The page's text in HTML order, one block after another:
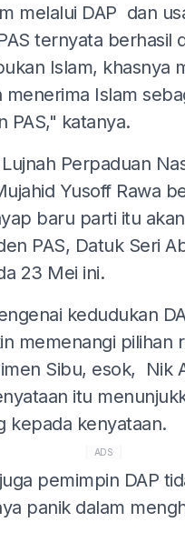
melalui DAP dan
ternyata berhasil
Islam, khasnya
menerima Islam
PAS," katanya.
Perpaduan
Yusoff Rawa
baru parti itu
PAS, Datuk Seri
23 Mei ini.
kedudukan
memenangi pilihan
Sibu, esok, Nik
itu
kepada kenyataan.
ADS
pemimpin DAP
panik dalam